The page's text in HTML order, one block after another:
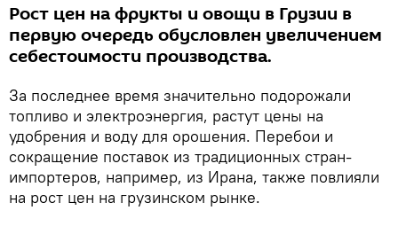
Рост цен на фрукты и овощи в Грузии в
первую очередь обусловлен увеличением
себестоимости производства.
За последнее время значительно подорожали
топливо и электроэнергия, растут цены на
удобрения и воду для орошения. Перебои и
сокращение поставок из традиционных стран-
импортеров, например, из Ирана, также повлияли
на рост цен на грузинском рынке.